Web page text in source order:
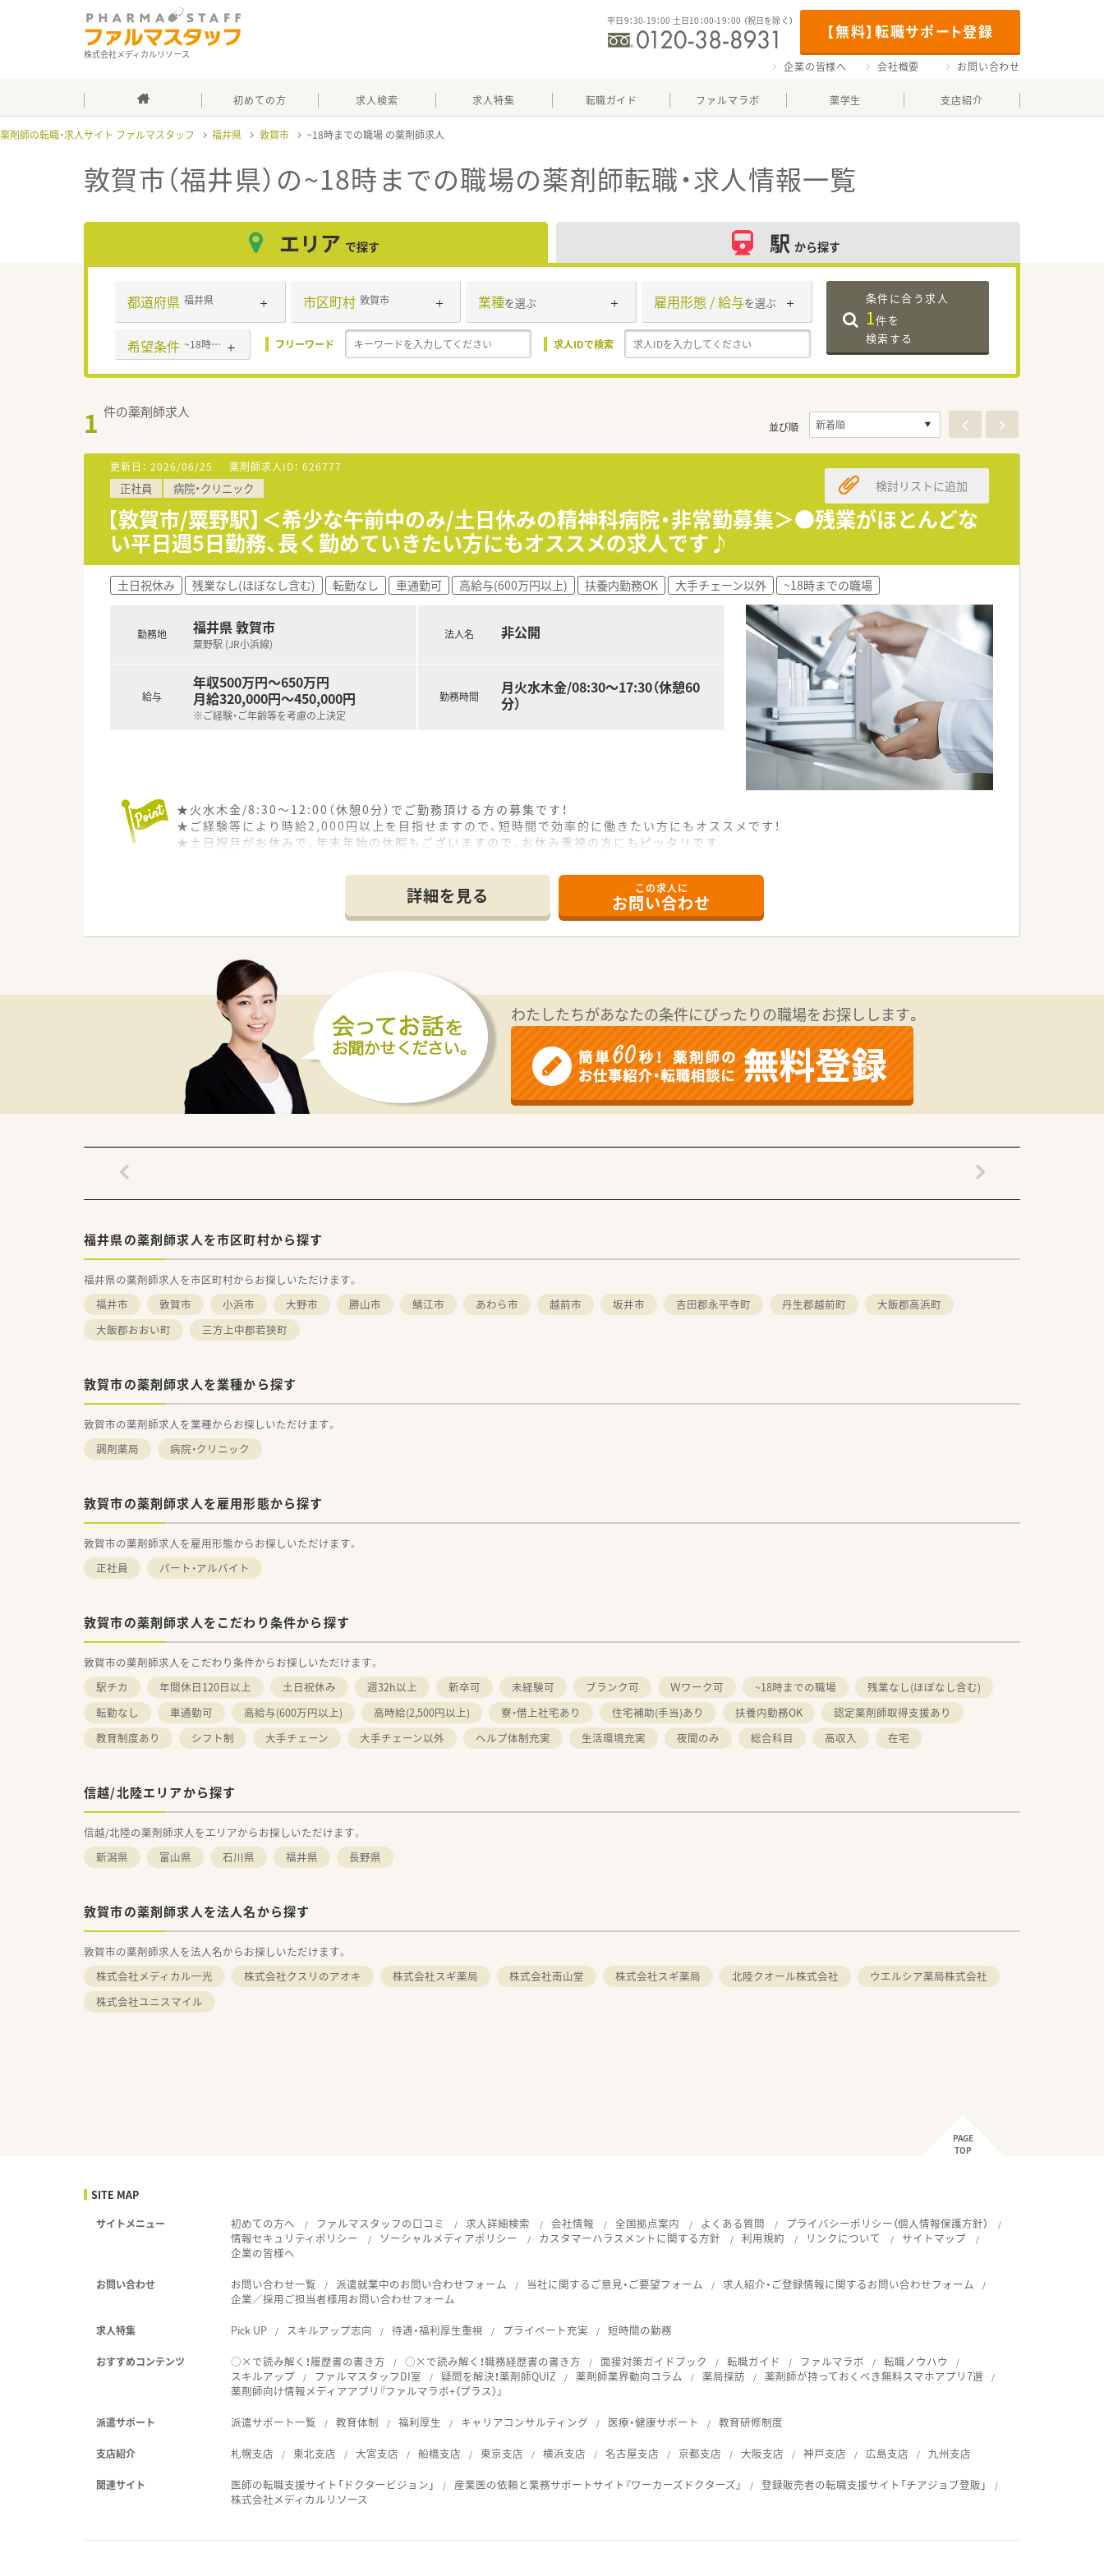
株式会社メディカルリソース
【無料】転職サポート登録
平日9：30-19：00 土日10：00-19：00 （祝日を除く）
企業の皆様へ 会社概要 お問い合わせ
初めての方 求人検索 求人特集 転職ガイド ファルマラボ 薬学生 支店紹介
薬剤師の転職・求人サイト ファルマスタッフ 福井県 敦賀市 ~18時までの職場
敦賀市（福井県）の~18時までの職場の薬剤師転職・求人情報一覧
エリア で探す 駅 から探す
都道府県 福井県 市区町村 敦賀市 業種を選ぶ 雇用形態 / 給与を選ぶ
希望条件 ~18時までの職場 フリーワード 求人IDで検索
条件に合う求人
1件を
検索する
1 件の薬剤師求人
並び順
更新日： 2026/06/25 薬剤師求人ID： 626777
正社員 病院・クリニック
【敦賀市/粟野駅】＜希少な午前中のみ/土日休みの精神科病院・非常勤募集＞●残業がほとんどな
い平日週5日勤務、長く勤めていきたい方にもオススメの求人です♪
検討リストに追加
土日祝休み 残業なし(ほぼなし含む) 転勤なし 車通勤可 高給与(600万円以上) 扶養内勤務OK 大手チェーン以外 ~18時までの職場
勤務地 福井県 敦賀市
粟野駅 (JR小浜線)
給与
年収500万円～650万円
月給320,000円～450,000円
※ご経験・ご年齢等を考慮の上決定
法人名 非公開
勤務時間
月火水木金/08:30～17:30（休憩60
分）
★火水木金/8:30～12:00（休憩0分）でご勤務頂ける方の募集です！
★ご経験等により時給2,000円以上を目指せますので、短時間で効率的に働きたい方にもオススメです！
★土日祝月がお休みで、年末年始の休暇もございますので、お休み重視の方にもピッタリです
詳細を見る この求人に
お問い合わせ
わたしたちがあなたの条件にぴったりの職場をお探しします。
福井県の薬剤師求人を市区町村から探す
福井県の薬剤師求人を市区町村からお探しいただけます。
福井市
敦賀市 小浜市 大野市 勝山市 鯖江市 あわら市 越前市 坂井市 吉田郡永平寺町 丹生郡越前町
大飯郡高浜町
大飯郡おおい町
三方上中郡若狭町
敦賀市の薬剤師求人を業種から探す
敦賀市の薬剤師求人を業種からお探しいただけます。
調剤薬局
病院・クリニック
敦賀市の薬剤師求人を雇用形態から探す
敦賀市の薬剤師求人を雇用形態からお探しいただけます。
正社員
パート・アルバイト
敦賀市の薬剤師求人をこだわり条件から探す
敦賀市の薬剤師求人をこだわり条件からお探しいただけます。
駅チカ
年間休日120日以上 土日祝休み 週32h以上 新卒可 未経験可 ブランク可 Ｗワーク可 ~18時までの職場
残業なし(ほぼなし含む)
転勤なし
車通勤可 高給与(600万円以上) 高時給(2,500円以上) 寮・借上社宅あり 住宅補助(手当)あり 扶養内勤務OK
認定薬剤師取得支援あり
教育制度あり
シフト制 大手チェーン 大手チェーン以外 ヘルプ体制充実 生活環境充実 夜間のみ 総合科目 高収入 在宅
信越/北陸エリアから探す
信越/北陸の薬剤師求人をエリアからお探しいただけます。
新潟県
富山県 石川県 福井県 長野県
敦賀市の薬剤師求人を法人名から探す
敦賀市の薬剤師求人を法人名からお探しいただけます。
株式会社メディカル一光
株式会社クスリのアオキ 株式会社スギ薬局 株式会社南山堂 株式会社スギ薬局 北陸クオール株式会社
ウエルシア薬局株式会社
株式会社ユニスマイル
PAGE
TOP
SITE MAP
サイトメニュー 初めての方へ ファルマスタッフの口コミ 求人詳細検索 会社情報 全国拠点案内 よくある質問
プライバシーポリシー（個人情報保護方針）
情報セキュリティポリシー
ソーシャルメディアポリシー カスタマーハラスメントに関する方針 利用規約 リンクについて
サイトマップ
企業の皆様へ
お問い合わせ お問い合わせ一覧 派遣就業中のお問い合わせフォーム 当社に関するご意見・ご要望フォーム
求人紹介・ご登録情報に関するお問い合わせフォーム
企業／採用ご担当者様用お問い合わせフォーム
求人特集 Pick UP スキルアップ志向 待遇・福利厚生重視 プライベート充実 短時間の勤務
おすすめコンテンツ ○×で読み解く！履歴書の書き方 ○×で読み解く！職務経歴書の書き方 面接対策ガイドブック 転職ガイド ファルマラボ
転職ノウハウ
スキルアップ
ファルマスタッフDI室 疑問を解決！薬剤師QUIZ 薬剤師業界動向コラム 薬局探訪
薬剤師が持っておくべき無料スマホアプリ7選
薬剤師向け情報メディアアプリ『ファルマラボ+（プラス）』
派遣サポート 派遣サポート一覧 教育体制 福利厚生 キャリアコンサルティング 医療・健康サポート 教育研修制度
支店紹介 札幌支店 東北支店 大宮支店 船橋支店 東京支店 横浜支店 名古屋支店 京都支店 大阪支店 神戸支店 広島支店 九州支店
関連サイト 医師の転職支援サイト「ドクタービジョン」 産業医の依頼と業務サポートサイト『ワーカーズドクターズ』
登録販売者の転職支援サイト「チアジョブ登販」
株式会社メディカルリソース